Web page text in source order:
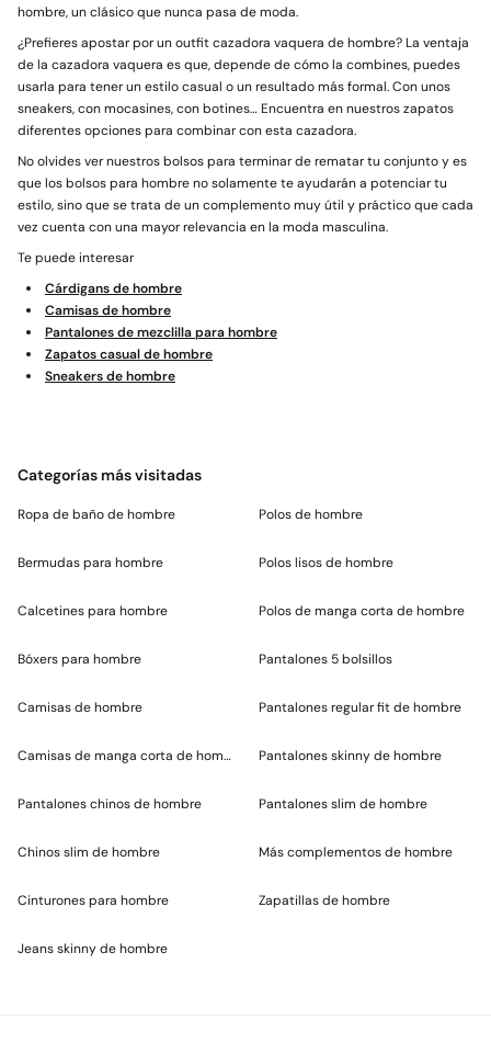
hombre, un clásico que nunca pasa de moda.
¿Prefieres apostar por un outfit cazadora vaquera de hombre? La ventaja
de la cazadora vaquera es que, depende de cómo la combines, puedes
usarla para tener un estilo casual o un resultado más formal. Con unos
sneakers, con mocasines, con botines… Encuentra en nuestros zapatos
diferentes opciones para combinar con esta cazadora.
No olvides ver nuestros bolsos para terminar de rematar tu conjunto y es
que los bolsos para hombre no solamente te ayudarán a potenciar tu
estilo, sino que se trata de un complemento muy útil y práctico que cada
vez cuenta con una mayor relevancia en la moda masculina.
Te puede interesar
Cárdigans de hombre
Camisas de hombre
Pantalones de mezclilla para hombre
Zapatos casual de hombre
Sneakers de hombre
Categorías más visitadas
Ropa de baño de hombre
Bermudas para hombre
Calcetines para hombre
Bóxers para hombre
Camisas de hombre
Camisas de manga corta de hombre
Pantalones chinos de hombre
Chinos slim de hombre
Cinturones para hombre
Jeans skinny de hombre
Polos de hombre
Polos lisos de hombre
Polos de manga corta de hombre
Pantalones 5 bolsillos
Pantalones regular fit de hombre
Pantalones skinny de hombre
Pantalones slim de hombre
Más complementos de hombre
Zapatillas de hombre